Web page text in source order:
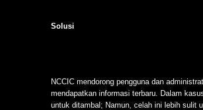
Solusi
NCCIC mendorong pengguna dan
mendapatkan informasi terbaru. Dalam
untuk ditambal; Namun, celah ini lebih sulit